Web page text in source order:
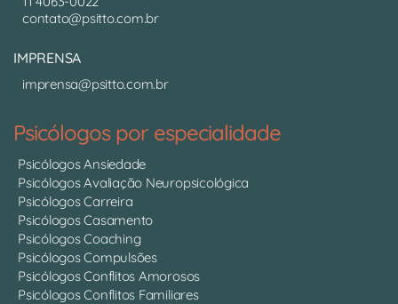
contato@psitto.com.br
IMPRENSA
imprensa@psitto.com.br
Psicólogos por especialidade
Psicólogos Ansiedade
Psicólogos Avaliação Neuropsicológica
Psicólogos Carreira
Psicólogos Casamento
Psicólogos Coaching
Psicólogos Compulsões
Psicólogos Conflitos Amorosos
Psicólogos Conflitos Familiares